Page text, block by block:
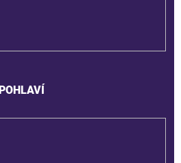
POHLAVÍ